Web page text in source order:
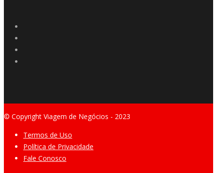
© Copyright Viagem de Negócios - 2023
Termos de Uso
Política de Privacidade
Fale Conosco